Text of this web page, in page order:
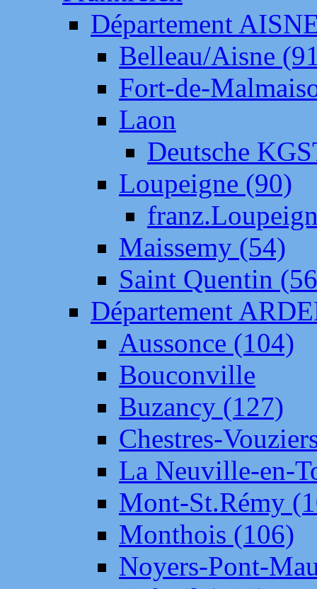
Département
Belleau/Aisne
Fort-de-
Laon
Deutsche
Loupeigne (90)
Maissemy (54)
Saint Quentin
Département
Aussonce (104)
Bouconville
Buzancy (127)
Chestres-
La Neuville-en-
Mont-St.Rémy
Monthois (106)
Noyers-Pont-